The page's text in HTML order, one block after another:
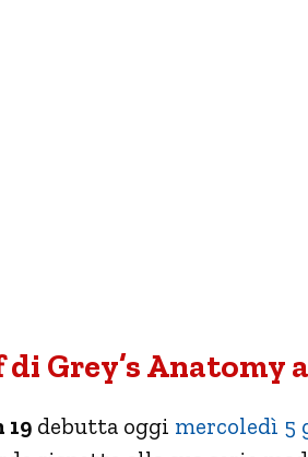
Grey’s Anatomy
19 debutta oggi mercoledì 5